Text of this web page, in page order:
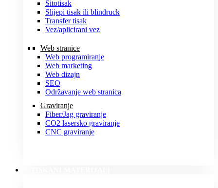
Sitotisak
Slijepi tisak ili blindruck
Transfer tisak
Vez/aplicirani vez
Web stranice
Web programiranje
Web marketing
Web dizajn
SEO
Održavanje web stranica
Graviranje
Fiber/Jag graviranje
CO2 lasersko graviranje
CNC graviranje